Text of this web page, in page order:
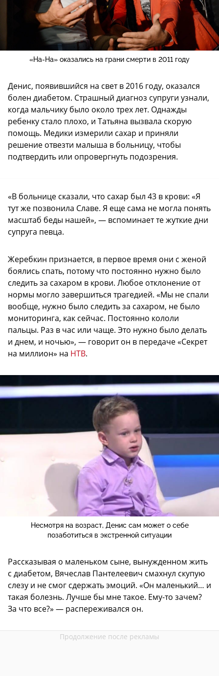
«На-На» оказались на грани смерти в 2011 году
Денис, появившийся на свет в 2016 году, оказался
болен диабетом. Страшный диагноз супруги узнали,
когда мальчику было около трех лет. Однажды
ребенку стало плохо, и Татьяна вызвала скорую
помощь. Медики измерили сахар и приняли
решение отвезти малыша в больницу, чтобы
подтвердить или опровергнуть подозрения.
«В больнице сказали, что сахар был 43 в крови: «Я
тут же позвонила Славе. Я еще сама не могла понять
масштаб беды нашей», — вспоминает те жуткие дни
супруга певца.
Жеребкин признается, в первое время они с женой
боялись спать, потому что постоянно нужно было
следить за сахаром в крови. Любое отклонение от
нормы могло завершиться трагедией. «Мы не спали
вообще, нужно было следить за сахаром, не было
мониторинга, как сейчас. Постоянно кололи
пальцы. Раз в час или чаще. Это нужно было делать
и днем, и ночью», — говорит он в передаче «Секрет
на миллион» на НТВ.
Несмотря на возраст, Денис сам может о себе
позаботиться в экстренной ситуации
Рассказывая о маленьком сыне, вынужденном жить
с диабетом, Вячеслав Пантелеевич смахнул скупую
слезу и не смог сдержать эмоций. «Он маленький… и
такая болезнь. Лучше бы мне такое. Ему-то зачем?
За что все?» — распереживался он.